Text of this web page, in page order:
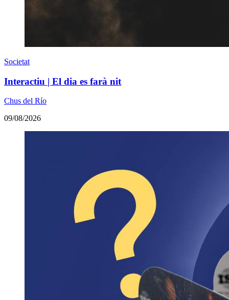
Societat
Interactiu | El dia es farà nit
Chus del Río
09/08/2026